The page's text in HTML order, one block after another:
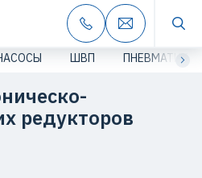
ШВП ПНЕВМАТИКА
редукторов